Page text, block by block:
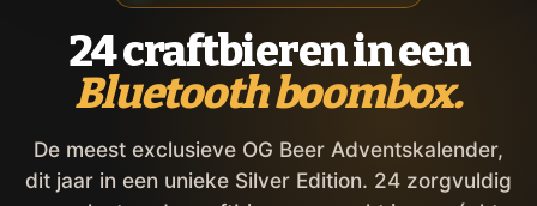
24 craftbieren in een
Bluetooth boombox.
De meest exclusieve OG Beer Adventskalender,
dit jaar in een unieke Silver Edition. 24 zorgvuldig